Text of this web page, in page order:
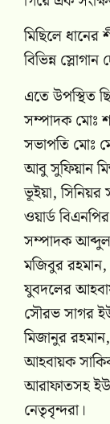
মিছিলে ধানের
বিভিন্ন
এতে উপস্থিত
সম্পাদক মোঃ
সভাপতি মোঃ
আবু সুফিয়ান
ভূইয়া,
ওয়ার্ড
সম্পাদক আব্দুল
মজিবুর
যুবদলের
সৌরভ সাগর
মিজানুর
আহবায়ক
আরাফাতসহ
নেতৃবৃন্দরা।